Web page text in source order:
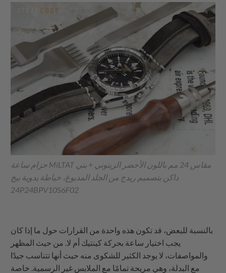
حزام ساعة MiLTAT مقاس 24 مم باللون الأخضر الزيتوني + بني
داكن بتصميم ريدج من الجلد المدبوغ، خياطة يدوية بيج
24P24BPV10S6F02
بالنسبة للبعض، قد تكون هذه واحدة من القرارات حول ما إذا كان
يجب اختيار ساعة بحركة كينتيك أم لا. من حيث المظهر
والمواصفات، لا يوجد الكثير للشكوى منه حيث أنها تتناسب جيدًا
مع البدلة، وهي مريحة تمامًا مع الملابس غير الرسمية. خاصة